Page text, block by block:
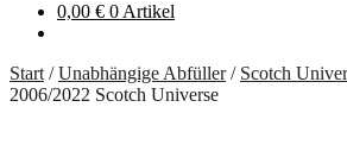
0,00 € 0 Artikel
Start /Unabhängige Abfüller/ Scotch
2006/2022 Scotch Universe